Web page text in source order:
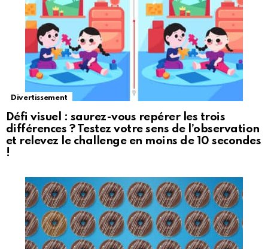
Divertissement
Défi visuel : saurez-vous repérer les trois
différences ? Testez votre sens de l’observation
et relevez le challenge en moins de 10 secondes
!